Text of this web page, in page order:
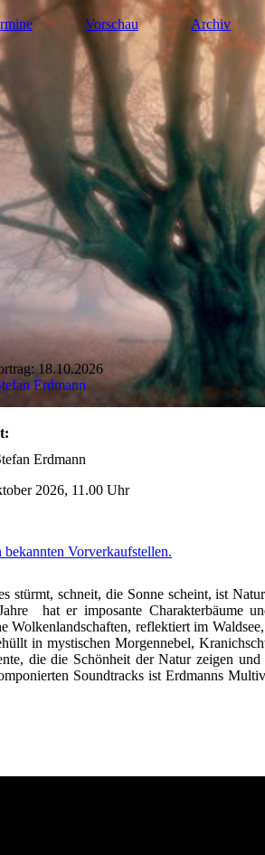
Vorschau Archiv
18.10.2026
Erdmann
Erdmann
2026, 11.00 Uhr
Vorverkaufstellen.
stürmt, schneit, die Sonne scheint, ist
hat er imposante Charakterbäume
Wolkenlandschaften, reflektiert im
in mystischen Morgennebel,
die die Schönheit der Natur zeigen
Soundtracks ist Erdmanns